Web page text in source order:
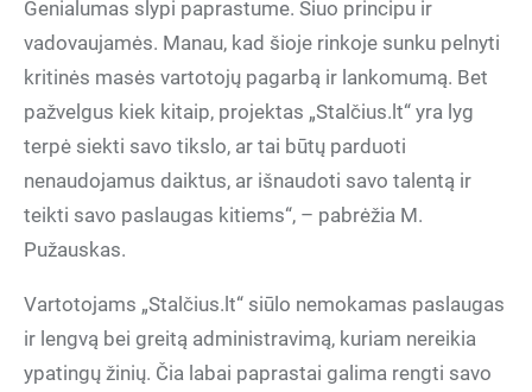
Genialumas slypi paprastume. Šiuo principu ir
vadovaujamės. Manau, kad šioje rinkoje sunku pelnyti
kritinės masės vartotojų pagarbą ir lankomumą. Bet
pažvelgus kiek kitaip, projektas „Stalčius.lt“ yra lyg
terpė siekti savo tikslo, ar tai būtų parduoti
nenaudojamus daiktus, ar išnaudoti savo talentą ir
teikti savo paslaugas kitiems“, – pabrėžia M.
Pužauskas.
Vartotojams „Stalčius.lt“ siūlo nemokamas paslaugas
ir lengvą bei greitą administravimą, kuriam nereikia
ypatingų žinių. Čia labai paprastai galima rengti savo